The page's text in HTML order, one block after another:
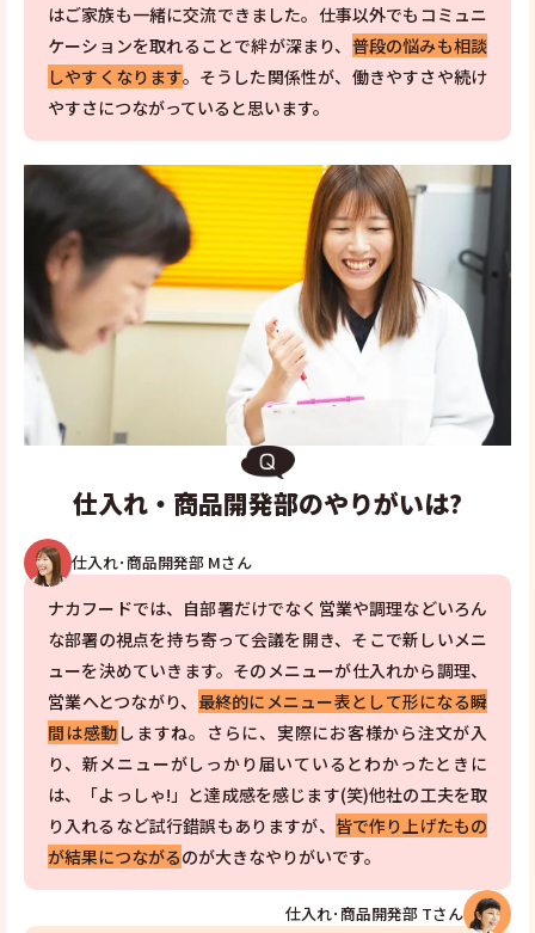
はご家族も一緒に交流できました。仕事以外でもコミュニ
ケーションを取れることで絆が深まり、 普段の悩みも相談
しやすくなります。そうした関係性が、働きやすさや続け
やすさにつながっていると思います。
仕入れ・商品開発部のやりがいは?
仕入れ･商品開発部 Mさん
ナカフードでは、自部署だけでなく営業や調理などいろん
な部署の視点を持ち寄って会議を開き、そこで新しいメニ
ューを決めていきます。そのメニューが仕入れから調理、
営業へとつながり、 最終的にメニュー表として形になる瞬
間は感動 しますね。さらに、実際にお客様から注文が入
り、新メニューがしっかり届いているとわかったときに
は、「よっしゃ!」と達成感を感じます(笑)他社の工夫を取
り入れるなど試行錯誤もありますが、 皆で作り上げたもの
が結果につながるのが大きなやりがいです。
仕入れ･商品開発部 Tさん